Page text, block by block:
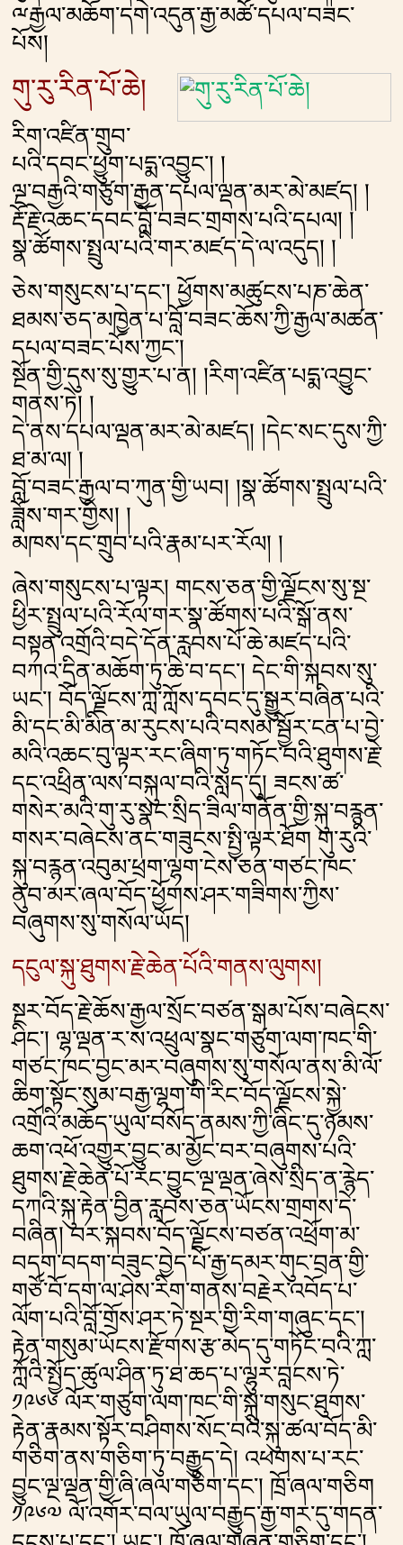
ྋརྒྱལ་མཆོག་དགེ་འདུན་རྒྱ་མཚོ་དཔལ་བཟང་
པོས།
གུ་རུ་རིན་པོ་ཆེ།
རིག་འཛིན་གྲུབ་
པའི་དབང་ཕྱུག་པདྨ་འབྱུང༌། །
ལྔ་བརྒྱའི་གཙུག་རྒྱན་དཔལ་ལྡན་མར་མེ་མཛད། །
རྡོ་རྗེ་འཆང་དབང་བློ་བཟང་གྲགས་པའི་དཔལ། །
སྣ་ཚོགས་སྤྲུལ་པའི་གར་མཛད་དེ་ལ་འདུད། །
ཅེས་གསུངས་པ་དང༌། ཕྱོགས་མཚུངས་པཎ་ཆེན་
ཐམས་ཅད་མཁྱེན་པ་བློ་བཟང་ཆོས་ཀྱི་རྒྱལ་མཚན་
དཔལ་བཟང་པོས་ཀྱང༌།
སྔོན་གྱི་དུས་སུ་གྱུར་པ་ན། །རིག་འཛིན་པདྨ་འབྱུང་
གནས་ཏེ། །
དེ་ནས་དཔལ་ལྡན་མར་མེ་མཛད། །དེང་སང་དུས་ཀྱི་
ཐ་མ་ལ། །
བློ་བཟང་རྒྱལ་བ་ཀུན་གྱི་ཡབ། །སྣ་ཚོགས་སྤྲུལ་པའི་
ཟློས་གར་གྱིས། །
མཁས་དང་གྲུབ་པའི་རྣམ་པར་རོལ། །
ཞེས་གསུངས་པ་ལྟར། གངས་ཅན་གྱི་ལྗོངས་སུ་སྔ་
ཕྱིར་སྤྲུལ་པའི་རོལ་གར་སྣ་ཚོགས་པའི་སྒོ་ནས་
བསྟན་འགྲོའི་བདེ་དོན་རླབས་པོ་ཆེ་མཛད་པའི་
བཀའ་དྲིན་མཆོག་ཏུ་ཆེ་བ་དང༌། དེང་གི་སྐབས་སུ་
ཡང༌། བོད་ལྗོངས་ཀླ་ཀློས་དབང་དུ་སྒྱུར་བཞིན་པའི་
མི་དང་མི་མིན་མ་རུངས་པའི་བསམ་སྦྱོར་ངན་པ་བྱེ་
མའི་འཆང་བུ་ལྟར་རང་ཞིག་ཏུ་གཏོང་བའི་ཐུགས་རྗེ་
དང་འཕྲིན་ལས་བསྐུལ་བའི་སླད་དུ། ཟངས་ཚ་
གསེར་མའི་གུ་རུ་སྣང་སྲིད་ཟིལ་གནོན་གྱི་སྐུ་བརྙན་
གསར་བཞེངས་ནང་གཟུངས་སྤྱི་ལྟར་ཐོག གུ་རུའི་
སྐུ་བརྙན་འབུམ་ཕྲག་ལྷག་ངེས་ཅན་གཙང་ཁང་
ནུབ་མར་ཞལ་བོད་ཕྱོགས་ཤར་གཟིགས་ཀྱིས་
བཞུགས་སུ་གསོལ་ཡོད།
དངུལ་སྐུ་ཐུགས་རྗེ་ཆེན་པོའི་གནས་ལུགས།
སྔར་བོད་རྗེ་ཆོས་རྒྱལ་སྲོང་བཙན་སྒམ་པོས་བཞེངས་
ཤིང༌། ལྷ་ལྡན་ར་ས་འཕྲུལ་སྣང་གཙུག་ལག་ཁང་གི་
གཙང་ཁང་བྱང་མར་བཞུགས་སུ་གསོལ་ནས་མི་ལོ་
ཆིག་སྟོང་སུམ་བརྒྱ་ལྷག་གི་རིང་བོད་ལྗོངས་སྐྱེ་
འགྲོའི་མཆོད་ཡུལ་བསོད་ནམས་ཀྱི་ཞིང་དུ་ཉམས་
ཆག་འཕོ་འགྱུར་བྱུང་མ་མྱོང་བར་བཞུགས་པའི་
ཐུགས་རྗེ་ཆེན་པོ་རང་བྱུང་ལྔ་ལྡན་ཞེས་སྲིད་ན་རྙེད་
དཀའི་སྐུ་རྟེན་བྱིན་རླབས་ཅན་ཡོངས་གྲགས་དེ་
བཞིན། བར་སྐབས་བོད་ལྗོངས་བཙན་འཕྲོག་མ་
བདག་བདག་བཟུང་བྱེད་པོ་རྒྱ་དམར་གུང་བྲན་གྱི་
གཙོ་བོ་དག་ལ་ཤེས་རིག་གནས་བརྗེར་འབོད་པ་
ལོག་པའི་བློ་གྲོས་ཤར་ཏེ་སྔར་གྱི་རིག་གཞུང་དང༌།
རྟེན་གསུམ་ཡོངས་རྫོགས་རྩ་མེད་དུ་གཏོང་བའི་ཀླ་
ཀློའི་སྤྱོད་ཚུལ་ཤིན་ཏུ་ཐ་ཆད་པ་ལྷུར་བླངས་ཏེ་
༡༩༦༦ ལོར་གཙུག་ལག་ཁང་གི་སྐུ་གསུང་ཐུགས་
རྟེན་རྣམས་སྟོར་བཤིགས་སོང་བའི་སྐུ་ཚལ་བོད་མི་
གཅིག་ནས་གཅིག་ཏུ་བརྒྱུད་དེ། འཕགས་པ་རང་
བྱུང་ལྔ་ལྡན་གྱི་ཞི་ཞལ་གཅིག་དང༌། ཁྲོ་ཞལ་གཅིག
༡༩༦༧ ལོ་འགོར་བལ་ཡུལ་བརྒྱུད་རྒྱ་གར་དུ་གདན་